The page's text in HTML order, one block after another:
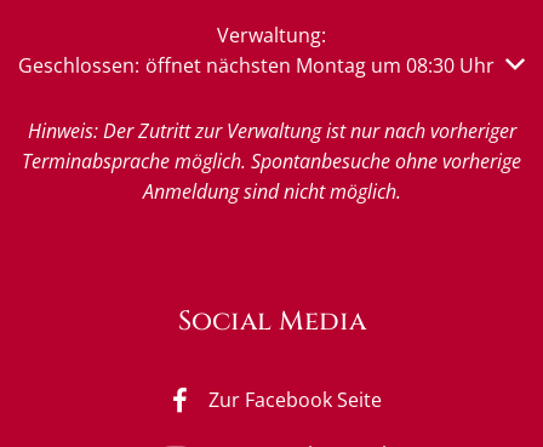
Verwaltung:
Klicken, um weitere Öffnungs- oder Schließzeiten
Geschlossen: öffnet nächsten Montag um 08:30 Uhr
Hinweis: Der Zutritt zur Verwaltung ist nur nach vorheriger
Terminabsprache möglich. Spontanbesuche ohne vorherige
Anmeldung sind nicht möglich.
Social Media
Zur Facebook Seite